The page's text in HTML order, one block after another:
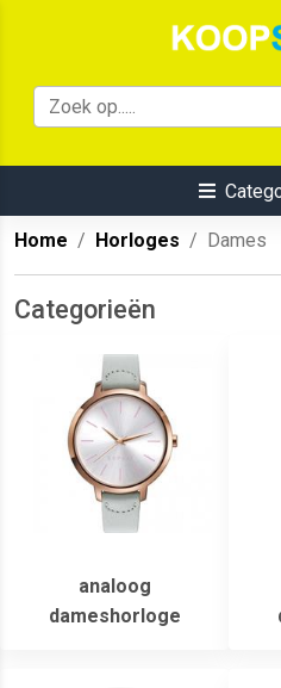
Home Horloges Dames
Categorieën
analoog
dameshorloge